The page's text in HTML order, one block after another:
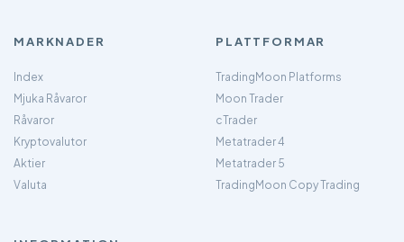
MARKNADER
Index
Mjuka Råvaror
Råvaror
Kryptovalutor
Aktier
Valuta
PLATTFORMAR
TradingMoon Platforms
Moon Trader
cTrader
Metatrader 4
Metatrader 5
TradingMoon Copy Trading